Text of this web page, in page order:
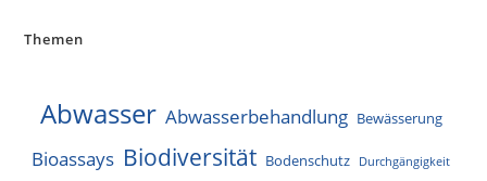
Themen
Abwasser Abwasserbehandlung Bewässerung
Bioassays Biodiversität Bodenschutz Durchgängigkeit